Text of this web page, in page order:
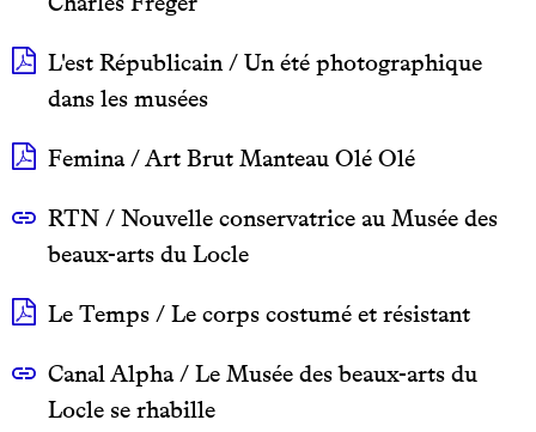
L'est Républicain / Un été photographique
dans les musées
Femina / Art Brut Manteau Olé Olé
RTN / Nouvelle conservatrice au Musée des
beaux-arts du Locle
Le Temps / Le corps costumé et résistant
Canal Alpha / Le Musée des beaux-arts du
Locle se rhabille